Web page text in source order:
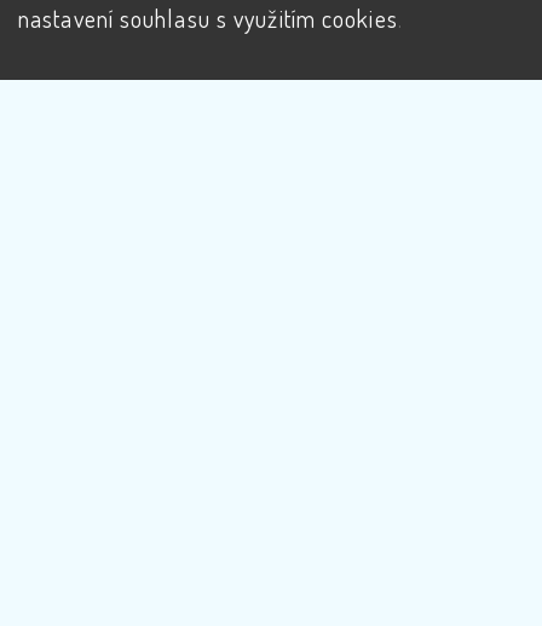
nastavení souhlasu s využitím cookies.